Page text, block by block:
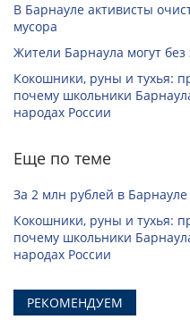
В Барнауле активисты
мусора
Жители Барнаула могут
Кокошники, руны и тухья:
почему школьники
народах России
Еще по теме
За 2 млн рублей в
Кокошники, руны и тухья:
почему школьники
народах России
РЕКОМЕНДУЕМ